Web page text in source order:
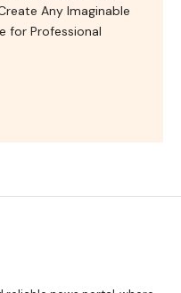
Any Imaginable
for Professional